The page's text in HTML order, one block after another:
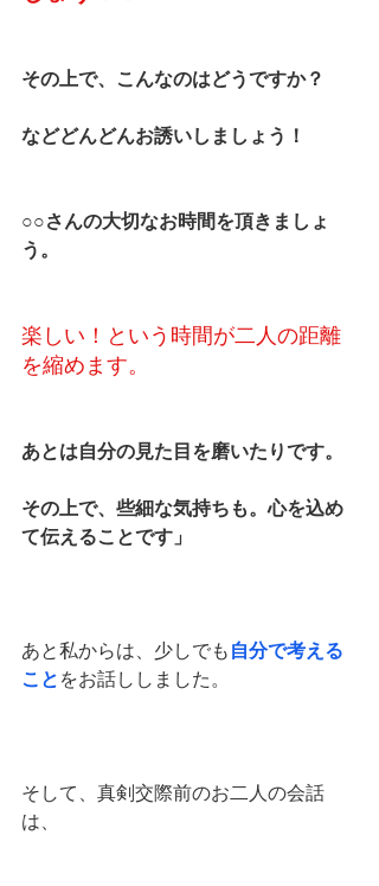
その上で、こんなのはどうですか？
などどんどんお誘いしましょう！
○○さんの大切なお時間を頂きましょ
う。
楽しい！という時間が二人の距離
を縮めます。
あとは自分の見た目を磨いたりです。
その上で、些細な気持ちも。心を込め
て伝えることです 」
あと私からは、少しでも自分で考える
ことをお話ししました。
そして、真剣交際前のお二人の会話
は、